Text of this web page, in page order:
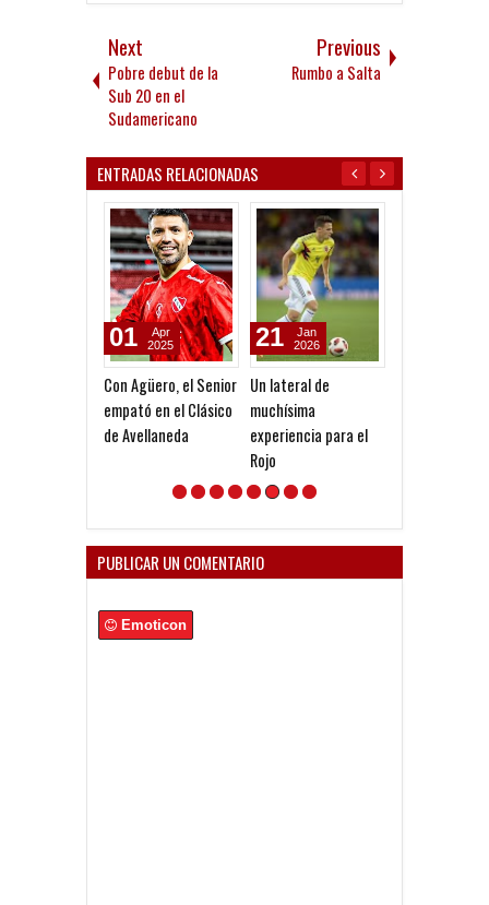
Next
Pobre debut de la
Sub 20 en el
Sudamericano
Previous
Rumbo a Salta
ENTRADAS RELACIONADAS
Con Agüero, el Senior
empató en el Clásico
de Avellaneda
01
Apr
2025
Un lateral de
muchísima
experiencia para el
Rojo
21
Jan
2026
PUBLICAR UN COMENTARIO
Emoticon